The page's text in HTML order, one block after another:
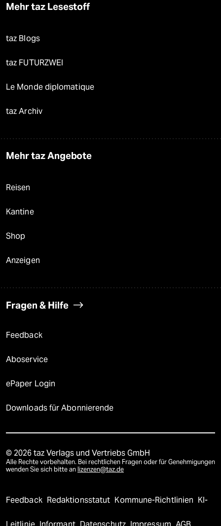
Mehr taz Lesestoff
taz Blogs
taz FUTURZWEI
Le Monde diplomatique
taz Archiv
Mehr taz Angebote
Reisen
Kantine
Shop
Anzeigen
Fragen & Hilfe
Feedback
Aboservice
ePaper Login
Downloads für Abonnierende
© 2026 taz Verlags und Vertriebs GmbH
Alle Rechte vorbehalten. Bei rechtlichen Fragen oder für Genehmigungen
wenden Sie sich bitte an lizenzen@taz.de
Feedback Redaktionsstatut Kommune-Richtlinien KI-